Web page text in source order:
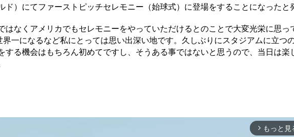
ド）にてファーストピッチセレモニー（始球式）に登場をすることになったと
なくアメリカでもセレモニーをやっていただけるとのことで大変光栄に思っ
一になるなど私にとっては思い出深い地です。久しぶりにスタジアムに立つ
する機会はもちろん初めてですし、そうある事ではないと思うので、当日は楽
arrow_forward_ios もっと見